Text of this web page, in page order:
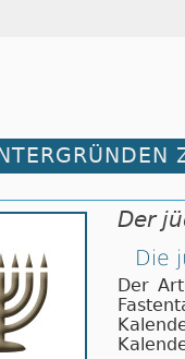
Der
Die
Der